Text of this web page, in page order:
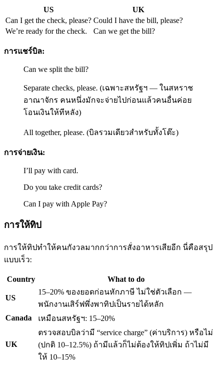
US
UK
Can I get the check, please? Could I have the bill, please?
We’re ready for the check.
Can we get the bill?
การแชร์บิล:
Can we split the bill?
Separate checks, please. (เฉพาะสหรัฐฯ — ในสหราช
อาณาจักร คนหนึ่งมักจะจ่ายไปก่อนแล้วคนอื่นค่อย
โอนเงินให้ทีหลัง)
All together, please. (บิลรวมเดียวสำหรับทั้งโต๊ะ)
การจ่ายเงิน:
I’ll pay with card.
Do you take credit cards?
Can I pay with Apple Pay?
การให้ทิป
การให้ทิปทำให้คนกังวลมากกว่าการสั่งอาหารเสียอีก นี่คือสรุป
แบบเร็ว:
Country What to do
US
15–20% ของยอดก่อนหักภาษี ไม่ใช่ตัวเลือก —
พนักงานเสิร์ฟพึ่งพาทิปเป็นรายได้หลัก
Canada
เหมือนสหรัฐฯ: 15–20%
UK
ตรวจสอบบิลว่ามี “service charge” (ค่าบริการ) หรือไม่
(ปกติ 10–12.5%) ถ้ามีแล้วก็ไม่ต้องให้ทิปเพิ่ม ถ้าไม่มี
ให้ 10–15%